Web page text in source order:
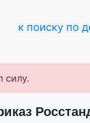
к поиску по
силу.